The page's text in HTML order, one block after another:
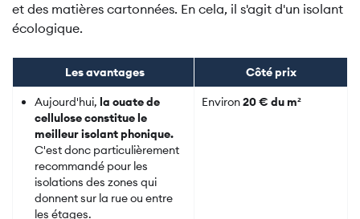
et des matières cartonnées. En cela, il s'agit d'un isolant
écologique.
Les avantages Côté prix
Aujourd'hui, la ouate de
cellulose constitue le
meilleur isolant phonique.
C'est donc particulièrement
recommandé pour les
isolations des zones qui
donnent sur la rue ou entre
les étages.
Environ20 € du m²